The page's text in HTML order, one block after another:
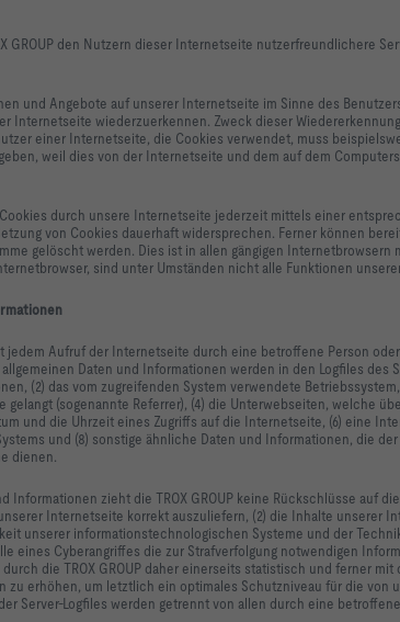
GROUP den Nutzern dieser Internetseite nutzerfreundlichere
und Angebote auf unserer Internetseite im Sinne des
Internetseite wiederzuerkennen. Zweck dieser
einer Internetseite, die Cookies verwendet, muss
weil dies von der Internetseite und dem auf dem
durch unsere Internetseite jederzeit mittels einer
von Cookies dauerhaft widersprechen. Ferner können
gelöscht werden. Dies ist in allen gängigen
sind unter Umständen nicht alle Funktionen
jedem Aufruf der Internetseite durch eine betroffene Person
Daten und Informationen werden in den Logfiles des
(2) das vom zugreifenden System verwendete
(sogenannte Referrer), (4) die Unterwebseiten, welche
und die Uhrzeit eines Zugriffs auf die Internetseite, (6) eine
und (8) sonstige ähnliche Daten und Informationen, die
dienen.
Informationen zieht die TROX GROUP keine Rückschlüsse auf
Internetseite korrekt auszuliefern, (2) die Inhalte unserer
unserer informationstechnologischen Systeme und der
eines Cyberangriffes die zur Strafverfolgung notwendigen
die TROX GROUP daher einerseits statistisch und ferner
zu erhöhen, um letztlich ein optimales Schutzniveau für die von
Server-Logfiles werden getrennt von allen durch eine